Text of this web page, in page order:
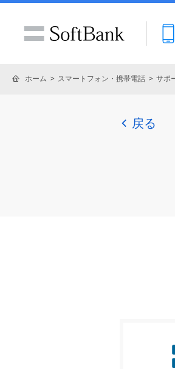
ホーム スマートフォン・携帯電話 サポ
戻る